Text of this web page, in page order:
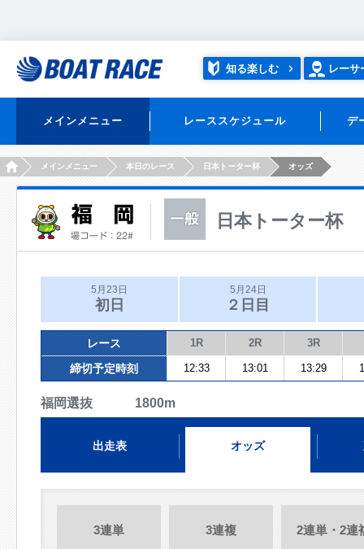
知る楽しむ レーサ
メインメニュー レーススケジュール デ
HOMEメインメニュー 本日のレース 日本トーター杯 オッズ
日本トーター杯
5月23日
初日
5月24日
２日目
レース 1R 2R 3R
締切予定時刻 12:33 13:01 13:29
福岡選抜 1800m
出走表 オッズ
3連単 3連複 2連単・2連